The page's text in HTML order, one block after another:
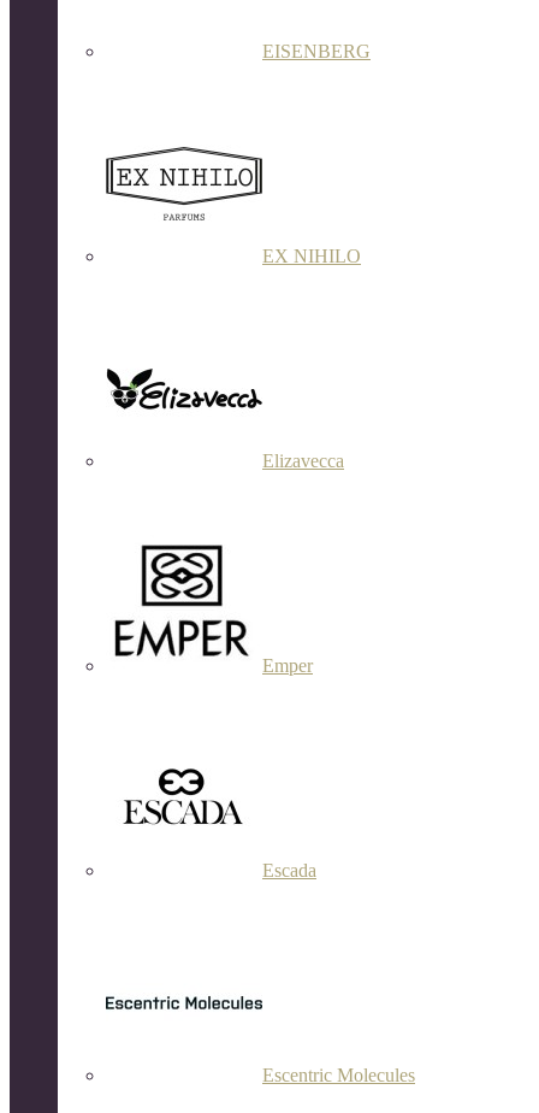
EISENBERG
EX NIHILO
Elizavecca
Emper
Escada
Escentric Molecules